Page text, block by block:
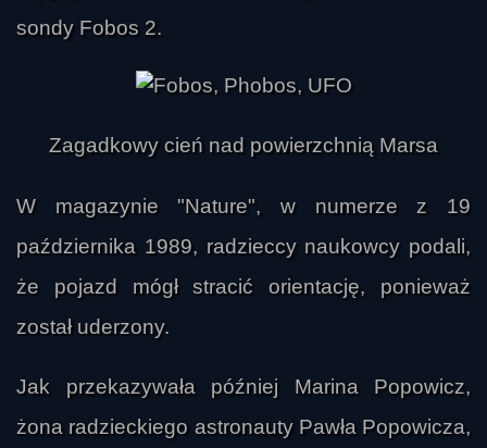
sondy Fobos 2.
Zagadkowy cień nad powierzchnią Marsa
W magazynie "Nature", w numerze z 19
października 1989, radzieccy naukowcy podali,
że pojazd mógł stracić orientację, ponieważ
został uderzony.
Jak przekazywała później Marina Popowicz,
żona radzieckiego astronauty Pawła Popowicza,